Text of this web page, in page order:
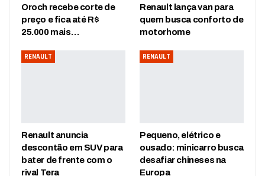
Oroch recebe corte de
preço e fica até R$
25.000 mais…
Renault lança van para
quem busca conforto de
motorhome
RENAULT
Renault anuncia
descontão em SUV para
bater de frente com o
rival Tera
RENAULT
Pequeno, elétrico e
ousado: minicarro busca
desafiar chineses na
Europa